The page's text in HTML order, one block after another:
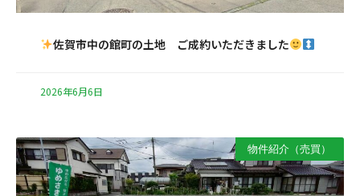
佐賀市中の館町の土地 ご成約いただきました
2026年6月6日
物件紹介（売買）